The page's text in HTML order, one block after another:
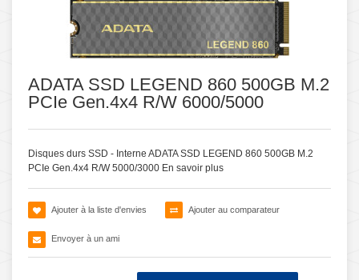
ADATA SSD LEGEND 860 500GB M.2
PCIe Gen.4x4 R/W 6000/5000
Disques durs SSD - Interne ADATA SSD LEGEND 860 500GB M.2
PCIe Gen.4x4 R/W 5000/3000 En savoir plus
Ajouter à la liste d'envies Ajouter au comparateur
Envoyer à un ami